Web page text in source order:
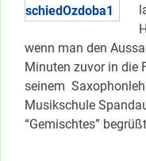
wenn man den
Minuten zuvor in die
seinem
Musikschule
“Gemischtes”